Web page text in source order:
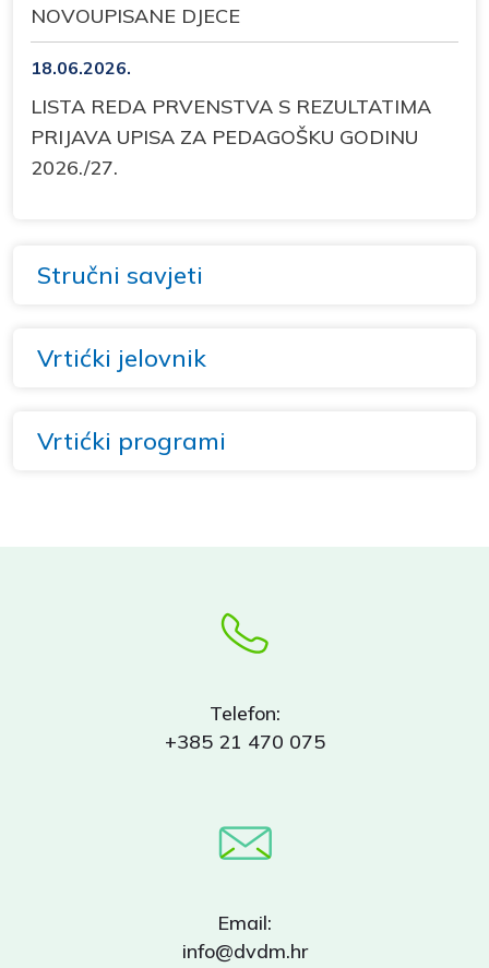
NOVOUPISANE DJECE
18.06.2026.
LISTA REDA PRVENSTVA S REZULTATIMA
PRIJAVA UPISA ZA PEDAGOŠKU GODINU
2026./27.
Stručni savjeti
Vrtićki jelovnik
Vrtićki programi
Telefon:
+385 21 470 075
Email:
info@dvdm.hr